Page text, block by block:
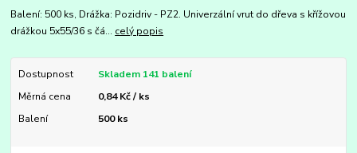
Balení: 500 ks, Drážka: Pozidriv - PZ2. Univerzální vrut do dřeva s křížovou
drážkou 5x55/36 s čá... celý popis
Dostupnost
Skladem 141 balení
Měrná cena
0,84 Kč / ks
Balení
500 ks